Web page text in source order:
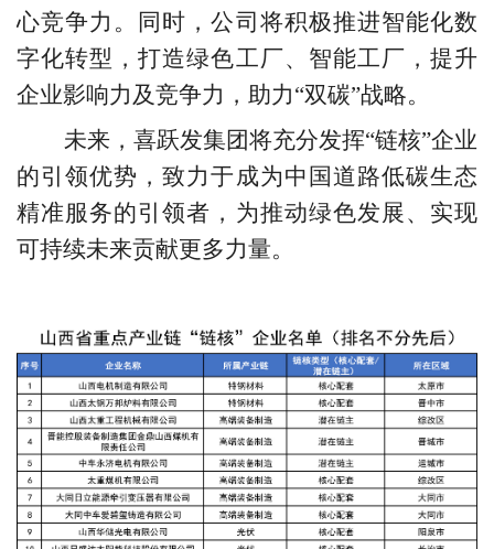
心竞争力。同时，公司将积极推进智能化数
字化转型，打造绿色工厂、智能工厂，提升
企业影响力及竞争力，助力“双碳”战略。
未来，喜跃发集团将充分发挥“链核”企业
的引领优势，致力于成为中国道路低碳生态
精准服务的引领者，为推动绿色发展、实现
可持续未来贡献更多力量。